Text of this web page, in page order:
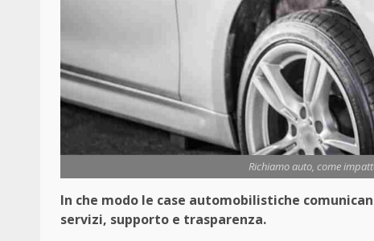
Richiamo auto, come
In che modo le case automobilistiche
servizi, supporto e trasparenza.